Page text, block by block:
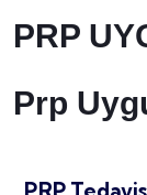
PRP
Prp